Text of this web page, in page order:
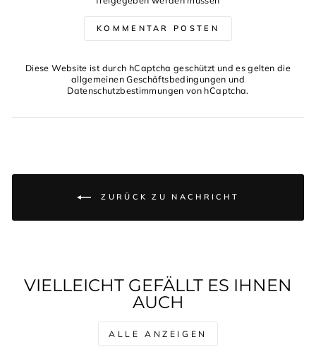
KOMMENTAR POSTEN
Diese Website ist durch hCaptcha geschützt und es gelten die
allgemeinen Geschäftsbedingungen und
Datenschutzbestimmungen von hCaptcha.
ZURÜCK ZU NACHRICHT
VIELLEICHT GEFÄLLT ES IHNEN
AUCH
ALLE ANZEIGEN